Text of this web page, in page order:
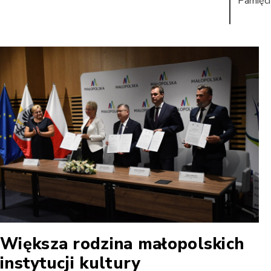
Większa rodzina małopolskich
instytucji kultury